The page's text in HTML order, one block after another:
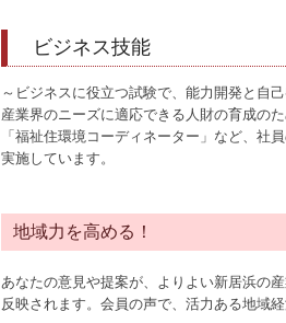
ビジネス技能
～ビジネスに役立つ試験で、能力開発と自
産業界のニーズに適応できる人財の育成の
「福祉住環境コーディネーター」など、社
実施しています。
地域力を高める！
あなたの意見や提案が、よりよい新居浜の
反映されます。会員の声で、活力ある地域